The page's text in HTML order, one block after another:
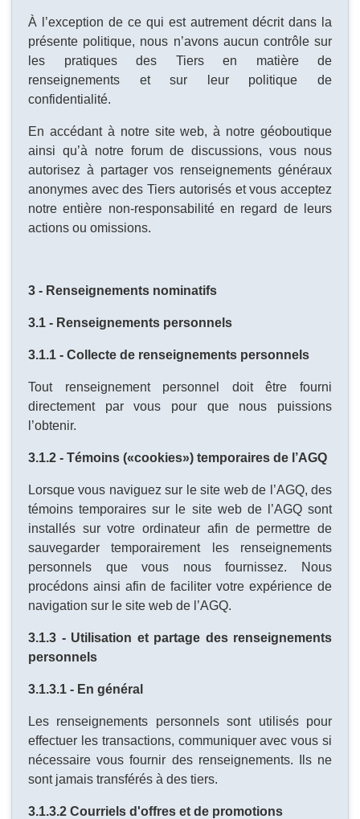
À l’exception de ce qui est autrement décrit dans la
présente politique, nous n’avons aucun contrôle sur
les pratiques des Tiers en matière de
renseignements et sur leur politique de
confidentialité.
En accédant à notre site web, à notre géoboutique
ainsi qu’à notre forum de discussions, vous nous
autorisez à partager vos renseignements généraux
anonymes avec des Tiers autorisés et vous acceptez
notre entière non-responsabilité en regard de leurs
actions ou omissions.
3 - Renseignements nominatifs
3.1 - Renseignements personnels
3.1.1 - Collecte de renseignements personnels
Tout renseignement personnel doit être fourni
directement par vous pour que nous puissions
l’obtenir.
3.1.2 - Témoins («cookies») temporaires de l’AGQ
Lorsque vous naviguez sur le site web de l’AGQ, des
témoins temporaires sur le site web de l’AGQ sont
installés sur votre ordinateur afin de permettre de
sauvegarder temporairement les renseignements
personnels que vous nous fournissez. Nous
procédons ainsi afin de faciliter votre expérience de
navigation sur le site web de l’AGQ.
3.1.3 - Utilisation et partage des renseignements
personnels
3.1.3.1 - En général
Les renseignements personnels sont utilisés pour
effectuer les transactions, communiquer avec vous si
nécessaire vous fournir des renseignements. Ils ne
sont jamais transférés à des tiers.
3.1.3.2 Courriels d'offres et de promotions